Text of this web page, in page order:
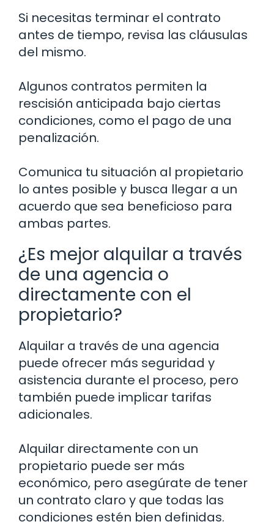
Si necesitas terminar el contrato
antes de tiempo, revisa las cláusulas
del mismo.
Algunos contratos permiten la
rescisión anticipada bajo ciertas
condiciones, como el pago de una
penalización.
Comunica tu situación al propietario
lo antes posible y busca llegar a un
acuerdo que sea beneficioso para
ambas partes.
¿Es mejor alquilar a través
de una agencia o
directamente con el
propietario?
Alquilar a través de una agencia
puede ofrecer más seguridad y
asistencia durante el proceso, pero
también puede implicar tarifas
adicionales.
Alquilar directamente con un
propietario puede ser más
económico, pero asegúrate de tener
un contrato claro y que todas las
condiciones estén bien definidas.